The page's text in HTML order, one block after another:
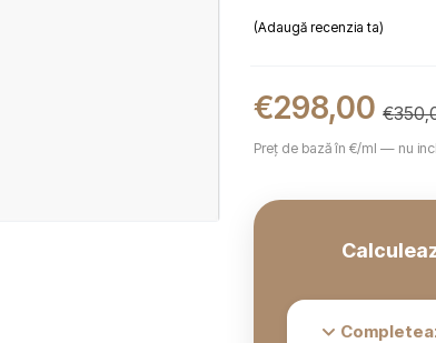
Adaugă recenzia ta
€
€298,00
Preț de bază în €/ml — nu